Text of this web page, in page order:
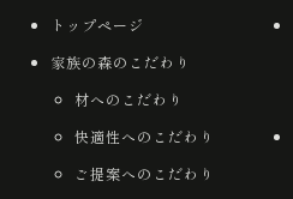
トップページ
家族の森のこだわり
材へのこだわり
快適性へのこだわり
ご提案へのこだわり